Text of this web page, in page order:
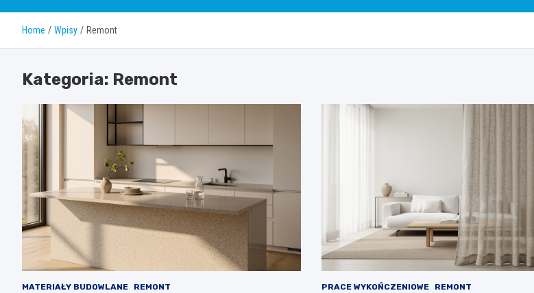
Home Wpisy Remont
Kategoria: Remont
MATERIAŁY BUDOWLANE REMONT PRACE WYKOŃCZENIOWE REMONT